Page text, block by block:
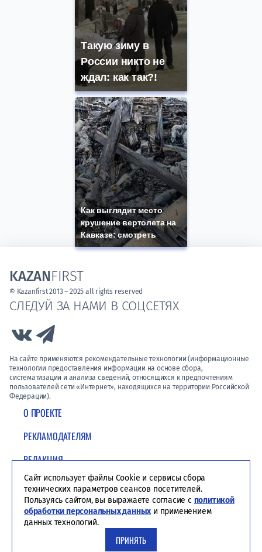
Такую зиму в
России никто не
ждал: как так?!
Как выглядит место
крушение вертолета на
Кавказе: смотреть
О ПРОЕКТЕ
РЕКЛАМОДАТЕЛЯМ
РЕДАКЦИЯ
ПОЛИТИКА КОНФИДЕНЦИАЛЬНОСТИ
СЛЕДУЙ ЗА НАМИ В СОЦСЕТЯХ
Link to Vk
На сайте применяются рекомендательные технологии (информационные
технологии предоставления информации на основе сбора,
систематизации и анализа сведений, относящихся к предпочтениям
пользователей сети «Интернет», находящихся на территории Российской
Федерации).
KAZANFIRST
© Kazanfirst 2013 – 2025 all rights reserved
Сайт использует файлы Cookie и сервисы сбора
технических параметров сеансов посетителей.
Пользуясь сайтом, вы выражаете согласие с политикой
обработки персональных данных и применением
данных технологий.
ПРИНЯТЬ